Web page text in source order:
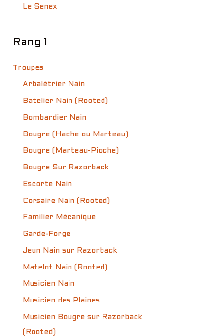
Le Senex
Rang 1
Troupes
Arbalétrier Nain
Batelier Nain (Rooted)
Bombardier Nain
Bougre (Hache ou Marteau)
Bougre (Marteau-Pioche)
Bougre Sur Razorback
Escorte Nain
Corsaire Nain (Rooted)
Familier Mécanique
Garde-Forge
Jeun Nain sur Razorback
Matelot Nain (Rooted)
Musicien Nain
Musicien des Plaines
Musicien Bougre sur Razorback
(Rooted)